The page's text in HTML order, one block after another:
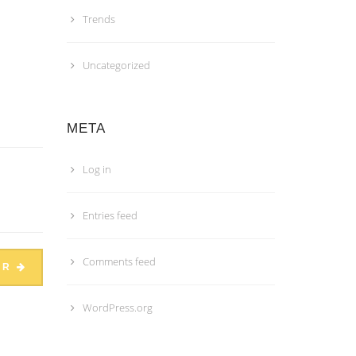
Trends
Uncategorized
META
Log in
Entries feed
Comments feed
WordPress.org